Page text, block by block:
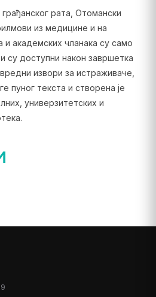
рата, Отомански
из медицине и на
академских чланака су само
су доступни након завршетка
извори за истраживаче,
пуног текста и створена је
универзитетских и